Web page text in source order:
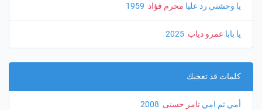
يا وحشني رد عليا محرم فؤاد
يا بابا عمرو دياب
كلمات قد تعجبك
أمي ثم امي تامر حسنى